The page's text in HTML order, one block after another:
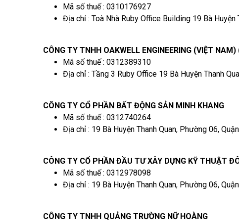
Mã số thuế : 0310176927
Địa chỉ : Toà Nhà Ruby Office Building 19 Bà Huyện
CÔNG TY TNHH OAKWELL ENGINEERING (VIỆT
Mã số thuế : 0312389310
Địa chỉ : Tầng 3 Ruby Office 19 Bà Huyện Thanh
CÔNG TY CỔ PHẦN BẤT ĐỘNG SẢN MINH KHANG
Mã số thuế : 0312740264
Địa chỉ : 19 Bà Huyện Thanh Quan, Phường 06,
CÔNG TY CỔ PHẦN ĐẦU TƯ XÂY DỰNG KỸ THUẬT
Mã số thuế : 0312978098
Địa chỉ : 19 Bà Huyện Thanh Quan, Phường 06,
CÔNG TY TNHH QUẢNG TRƯỜNG NỮ HOÀNG